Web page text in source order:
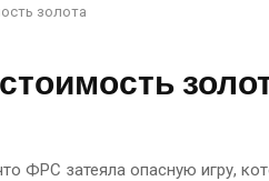
золота
ФРС затеяла опасную игру,